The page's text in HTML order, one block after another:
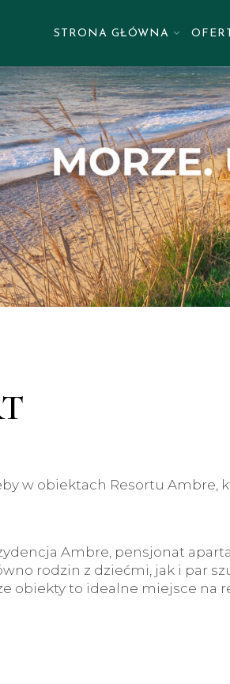
STRONA GŁÓWNA
w obiektach Resortu
Ambre, pensjonat
rodzin z dziećmi, jak i par
obiekty to idealne miejsce na